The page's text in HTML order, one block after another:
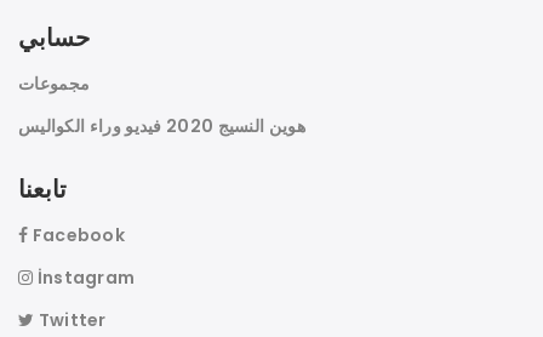
حسابي
مجموعات
هوين النسيج 2020 فيديو وراء الكواليس
تابعنا
Facebook
İnstagram
Twitter